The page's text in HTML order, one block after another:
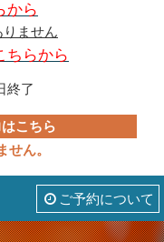
から
ません
ちらから
終了
こちら
ん。
ご予約について